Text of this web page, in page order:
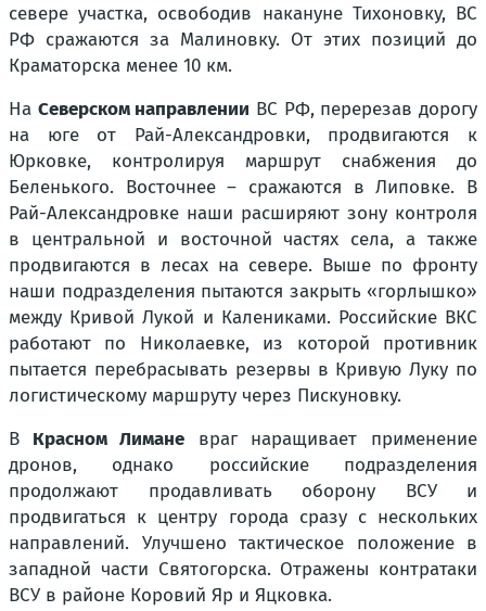
севере участка, освободив накануне Тихоновку, ВС
РФ сражаются за Малиновку. От этих позиций до
Краматорска менее 10 км.
На Северском направлении ВС РФ, перерезав дорогу
на юге от Рай-Александровки, продвигаются к
Юрковке, контролируя маршрут снабжения до
Беленького. Восточнее – сражаются в Липовке. В
Рай-Александровке наши расширяют зону контроля
в центральной и восточной частях села, а также
продвигаются в лесах на севере. Выше по фронту
наши подразделения пытаются закрыть «горлышко»
между Кривой Лукой и Калениками. Российские ВКС
работают по Николаевке, из которой противник
пытается перебрасывать резервы в Кривую Луку по
логистическому маршруту через Пискуновку.
В Красном Лимане враг наращивает применение
дронов, однако российские подразделения
продолжают продавливать оборону ВСУ и
продвигаться к центру города сразу с нескольких
направлений. Улучшено тактическое положение в
западной части Святогорска. Отражены контратаки
ВСУ в районе Коровий Яр и Яцковка.